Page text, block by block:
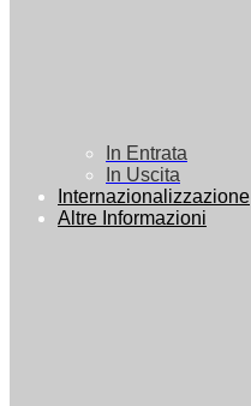
In Entrata
In Uscita
Internazionalizzazione
Altre Informazioni